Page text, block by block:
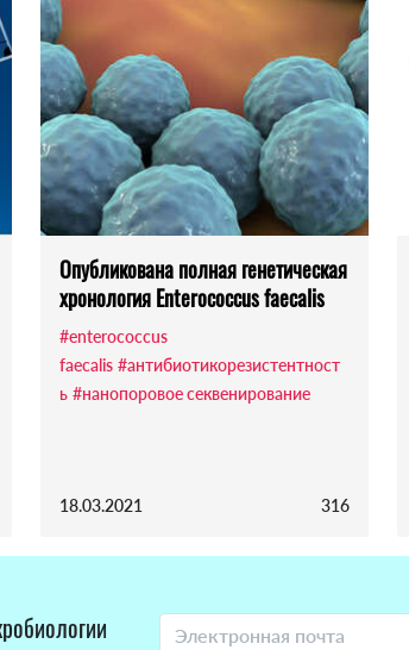
Опубликована полная генетическая
хронология Enterococcus faecalis
#enterococcus
faecalis #антибиотикорезистентност
ь #нанопоровое секвенирование
18.03.2021 316